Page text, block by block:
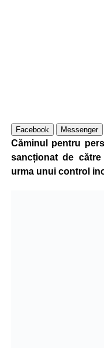
Facebook Messenger
Căminul pentru
sancționat de
urma unui control